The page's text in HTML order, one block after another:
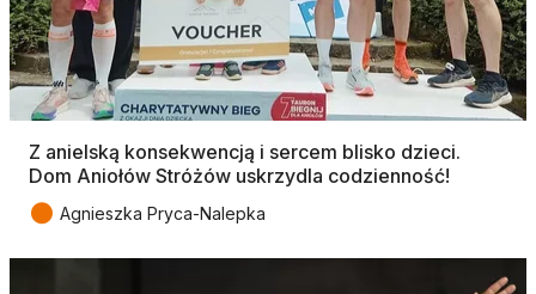
Z anielską konsekwencją i sercem blisko dzieci.
Dom Aniołów Stróżów uskrzydla codzienność!
● Agnieszka Pryca-Nalepka